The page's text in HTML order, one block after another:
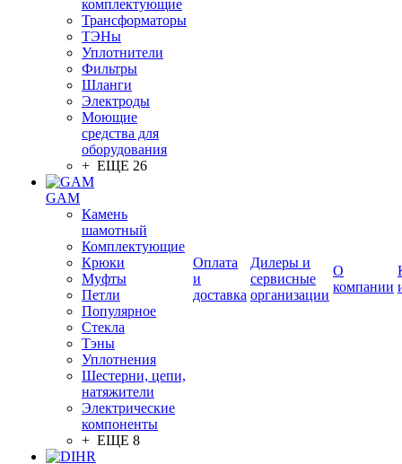
комплектующие
Трансформаторы
ТЭНы
Уплотнители
Фильтры
Шланги
Электроды
Моющие
средства для
оборудования
+ ЕЩЕ 26
GAM
Камень
шамотный
Комплектующие
Крюки
Муфты
Петли
Популярное
Стекла
Тэны
Уплотнения
Шестерни, цепи,
натяжители
Электрические
компоненты
+ ЕЩЕ 8
Оплата
и
доставка
Дилеры и
сервисные
организации
О
компании